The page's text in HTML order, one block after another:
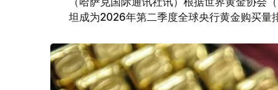
坦成为2026年第二季度全球央行黄金购买量